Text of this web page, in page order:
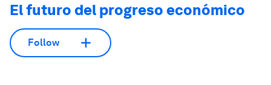
El futuro del progreso económico
Follow